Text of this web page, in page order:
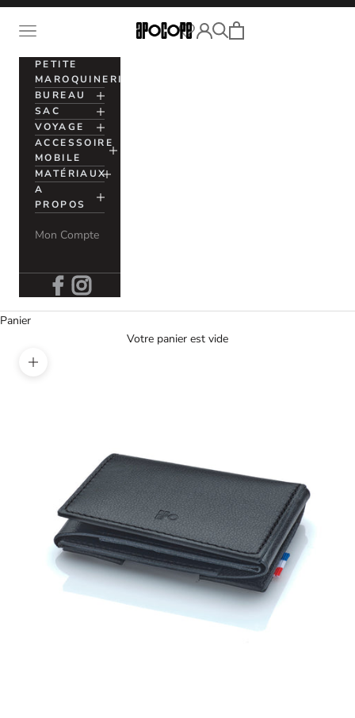
Passer au contenu
Apocope
Ouvrir la navigation Ouvrir le compte utilisation
Ouvrir la recherche
Voir le panier
PETITE
MAROQUINERIE
BUREAU
SAC
VOYAGE
ACCESSOIRE
MOBILE
MATÉRIAUX
A
PROPOS
Mon Compte
Panier
Votre panier est vide
Zoomer sur l'image